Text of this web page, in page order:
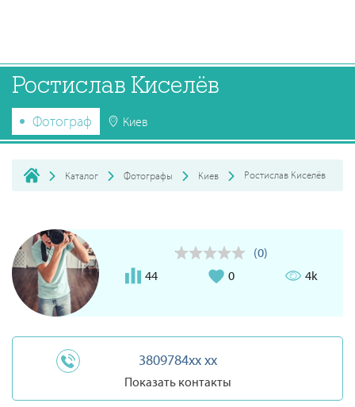
Ростислав Киселёв
Фотограф Киев
Каталог Фотографы Киев Ростислав Киселёв
(0)
44
0 4k
3809784xx xx
Показать контакты